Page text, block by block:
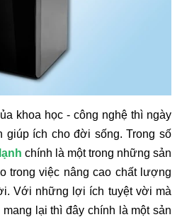
khoa học - công nghệ thì ngày
giúp ích cho đời sống. Trong số
chính là một trong những sản
trong việc nâng cao chất lượng
Với những lợi ích tuyệt vời mà
lại thì đây chính là một sản